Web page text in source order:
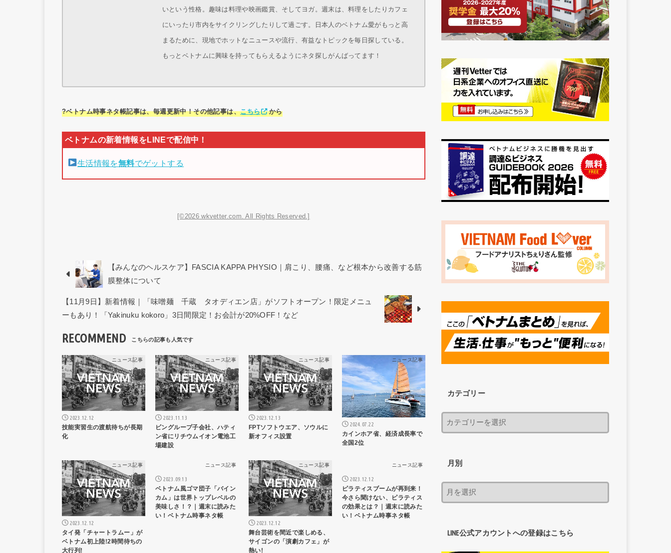
いという性格。趣味は料理や映画鑑賞、そしてヨガ。週末は、料理をしたりカフェ
にいったり市内をサイクリングしたりして過ごす。日本人のベトナム愛がもっと高
まるために、現地でホットなニュースや流行、有益なトピックを毎日探している。
もっとベトナムに興味を持ってもらえるようにネタ探しがんばってます！
?ベトナム時事ネタ帳記事は、毎週更新中！その他記事は、こちら から
生活情報を無料でゲットする
[©2026 wkvetter.com. All Rights Reserved.]
【みんなのヘルスケア】FASCIA KAPPA PHYSIO｜肩こり、腰痛、など根本から改善する筋
膜整体について
【11月9日】新着情報｜「味噌麺 千蔵 タオディエン店」がソフトオープン！限定メニュ
ーもあり！「Yakinuku kokoro」3日間限定！お会計が20%OFF！など
RECOMMEND
ニュース記事
2023.12.12
技能実習生の渡航待ちが長期
化
ニュース記事
2023.11.13
ビングループ子会社、ハティ
ン省にリチウムイオン電池工
場建設
ニュース記事
2023.12.13
FPTソフトウエア、ソウルに
新オフィス設置
ニュース記事
2024.07.22
カインホア省、経済成長率で
全国2位
ニュース記事
2023.12.12
タイ発「チャートラムー」が
ベトナム初上陸!2時間待ちの
大行列!
ニュース記事
2023.09.13
ベトナム風ゴマ団子「バイン
カム」は世界トップレベルの
美味しさ！？｜週末に読みた
い！ベトナム時事ネタ帳
ニュース記事
2023.12.12
舞台芸術を間近で楽しめる、
サイゴンの「演劇カフェ」が
熱い!
ニュース記事
2023.12.12
ピラティスブームが再到来！
今さら聞けない、ピラティス
の効果とは？｜週末に読みた
い！ベトナム時事ネタ帳
カテゴリー
月別
LINE公式アカウントへの登録はこちら